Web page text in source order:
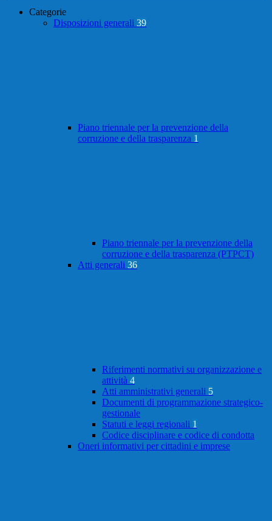
Categorie
Disposizioni generali 39
Piano triennale per la prevenzione della
corruzione e della trasparenza 1
Piano triennale per la prevenzione della
corruzione e della trasparenza (PTPCT)
Atti generali 36
Riferimenti normativi su organizzazione e
attività 4
Atti amministrativi generali 5
Documenti di programmazione strategico-
gestionale
Statuti e leggi regionali 1
Codice disciplinare e codice di condotta
Oneri informativi per cittadini e imprese